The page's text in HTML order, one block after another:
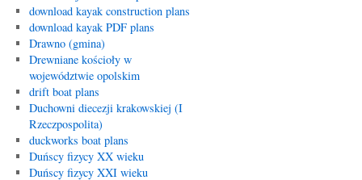
download kayak construction plans
download kayak PDF plans
Drawno (gmina)
Drewniane kościoły w
województwie opolskim
drift boat plans
Duchowni diecezji krakowskiej (I
Rzeczpospolita)
duckworks boat plans
Duńscy fizycy XX wieku
Duńscy fizycy XXI wieku